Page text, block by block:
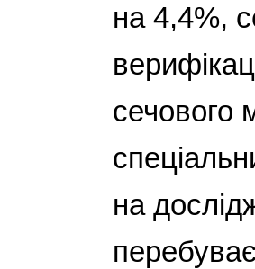
на 4,4%,
сечового
на